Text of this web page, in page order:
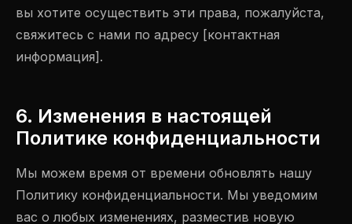
вы хотите осуществить эти права, пожалуйста,
свяжитесь с нами по адресу [контактная
информация].
6. Изменения в настоящей
Политике конфиденциальности
Мы можем время от времени обновлять нашу
Политику конфиденциальности. Мы уведомим
вас о любых изменениях, разместив новую